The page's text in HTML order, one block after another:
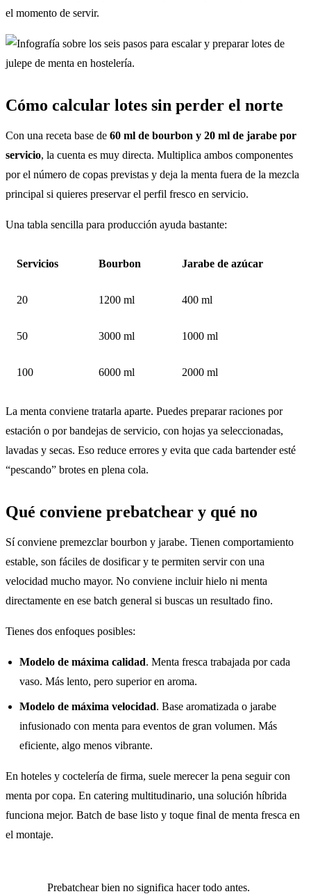
el momento de servir.
Cómo calcular lotes sin perder el norte
Con una receta base de 60 ml de bourbon y 20 ml de jarabe por
servicio, la cuenta es muy directa. Multiplica ambos componentes
por el número de copas previstas y deja la menta fuera de la mezcla
principal si quieres preservar el perfil fresco en servicio.
Una tabla sencilla para producción ayuda bastante:
Servicios Bourbon Jarabe de azúcar
20 1200 ml 400 ml
50 3000 ml 1000 ml
100 6000 ml 2000 ml
La menta conviene tratarla aparte. Puedes preparar raciones por
estación o por bandejas de servicio, con hojas ya seleccionadas,
lavadas y secas. Eso reduce errores y evita que cada bartender esté
“pescando” brotes en plena cola.
Qué conviene prebatchear y qué no
Sí conviene premezclar bourbon y jarabe. Tienen comportamiento
estable, son fáciles de dosificar y te permiten servir con una
velocidad mucho mayor. No conviene incluir hielo ni menta
directamente en ese batch general si buscas un resultado fino.
Tienes dos enfoques posibles:
Modelo de máxima calidad. Menta fresca trabajada por cada
vaso. Más lento, pero superior en aroma.
Modelo de máxima velocidad. Base aromatizada o jarabe
infusionado con menta para eventos de gran volumen. Más
eficiente, algo menos vibrante.
En hoteles y coctelería de firma, suele merecer la pena seguir con
menta por copa. En catering multitudinario, una solución híbrida
funciona mejor. Batch de base listo y toque final de menta fresca en
el montaje.
Prebatchear bien no significa hacer todo antes.